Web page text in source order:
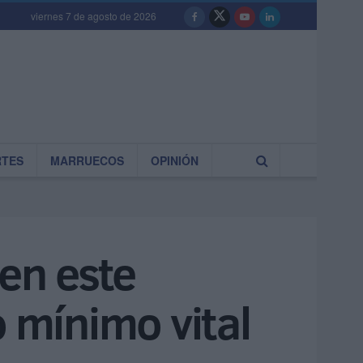
viernes 7 de agosto de 2026
MARRUECOS OPINIÓN
este
mínimo vital